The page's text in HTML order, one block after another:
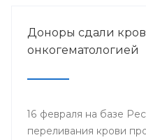
Доноры сдали
онкогематологией
16 февраля на базе
переливания крови